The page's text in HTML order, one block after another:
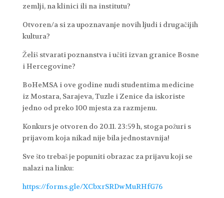
zemlji, na klinici ili na institutu?
Otvoren/a si za upoznavanje novih ljudi i drugačijih
kultura?
Želiš stvarati poznanstva i učiti izvan granice Bosne
i Hercegovine?
BoHeMSA i ove godine nudi studentima medicine
iz Mostara, Sarajeva, Tuzle i Zenice da iskoriste
jedno od preko 100 mjesta za razmjenu.
Konkurs je otvoren do 20.11. 23:59 h, stoga požuri s
prijavom koja nikad nije bila jednostavnija!
Sve što trebaš je popuniti obrazac za prijavu koji se
nalazi na linku:
https://forms.gle/XCbxrSRDwMuRHfG76